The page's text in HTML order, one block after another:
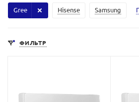
Gree Hisense Samsung
ФИЛЬТР